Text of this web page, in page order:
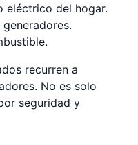
eléctrico del hogar.
recurren a
No es solo
seguridad y